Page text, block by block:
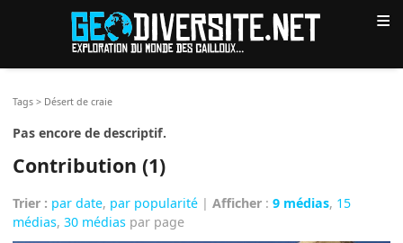
≡
Tags > Désert de craie
Pas encore de descriptif.
Contribution (1)
Trier : par date, par popularité |Afficher :9 médias, 15
médias,30 médias par page